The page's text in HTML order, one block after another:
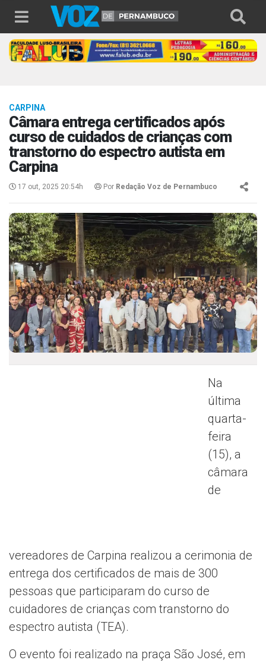
CARPINA
Câmara entrega certificados após
curso de cuidados de crianças com
transtorno do espectro autista em
Carpina
17 out, 2025 20:54h Por Redação Voz de Pernambuco
Na
última
quarta-
feira
(15), a
câmara
de
vereadores de Carpina realizou a cerimonia de
entrega dos certificados de mais de 300
pessoas que participaram do curso de
cuidadores de crianças com transtorno do
espectro autista (TEA).
O evento foi realizado na praça São José, em